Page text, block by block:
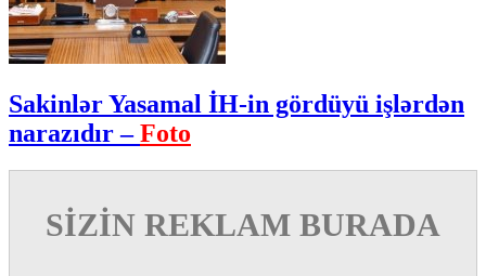
Sakinlər Yasamal İH-in gördüyü işlərdən
narazıdır –Foto
SİZİN REKLAM BURADA